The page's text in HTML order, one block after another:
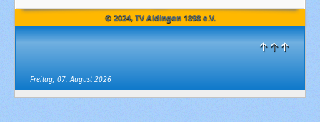
© 2024, TV Aldingen 1898 e.V.
↑↑↑
Freitag, 07. August 2026